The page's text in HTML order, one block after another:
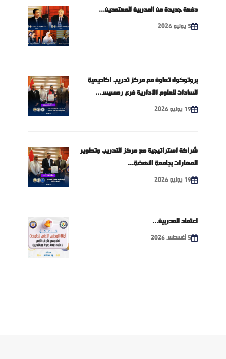
دفعة جديدة من المدربين المعتمدين...
5 يوليو 2026
بروتوكول تعاون مع مركز تدريب اكاديمية
السادات للعلوم الادارية فرع رمسيس...
19 يوليو 2026
شراكة استراتيجية مع مركز التدريب وتطوير
المهارات بجامعة النهضة...
19 يوليو 2026
اعتماد المدربين...
5 أغسطس 2026